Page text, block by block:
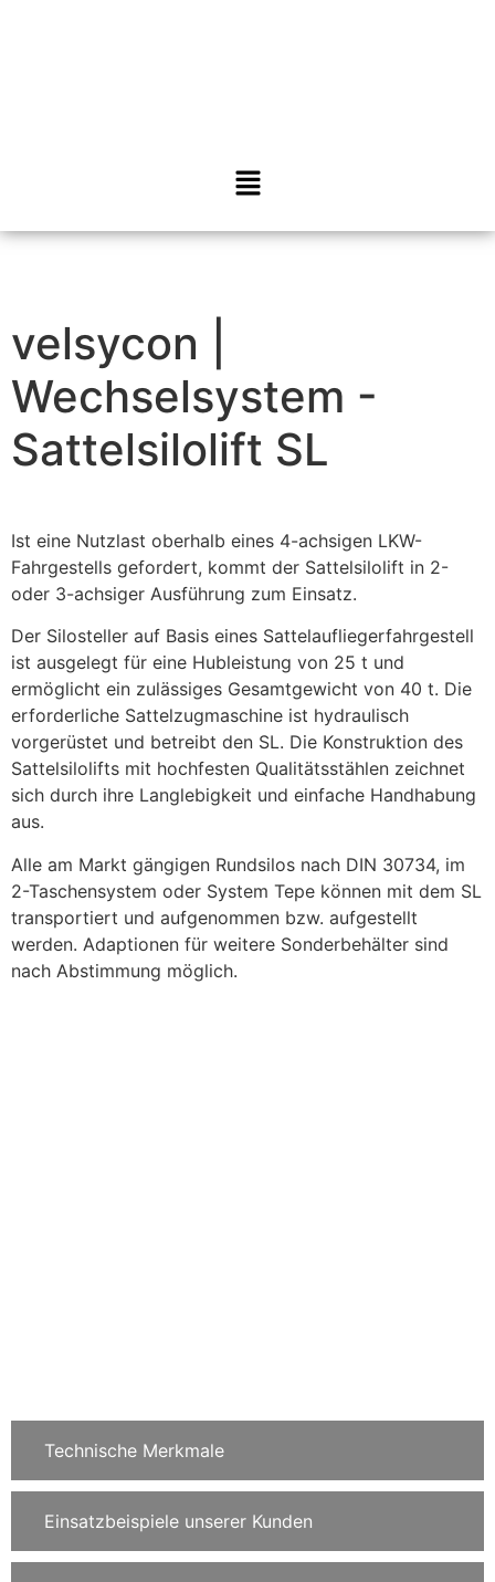
velsycon |
Wechselsystem -
Sattelsilolift SL
Ist eine Nutzlast oberhalb eines 4-achsigen LKW-
Fahrgestells gefordert, kommt der Sattelsilolift in 2-
oder 3-achsiger Ausführung zum Einsatz.
Der Silosteller auf Basis eines Sattelaufliegerfahrgestell
ist ausgelegt für eine Hubleistung von 25 t und
ermöglicht ein zulässiges Gesamtgewicht von 40 t. Die
erforderliche Sattelzugmaschine ist hydraulisch
vorgerüstet und betreibt den SL. Die Konstruktion des
Sattelsilolifts mit hochfesten Qualitätsstählen zeichnet
sich durch ihre Langlebigkeit und einfache Handhabung
aus.
Alle am Markt gängigen Rundsilos nach DIN 30734, im
2-Taschensystem oder System Tepe können mit dem SL
transportiert und aufgenommen bzw. aufgestellt
werden. Adaptionen für weitere Sonderbehälter sind
nach Abstimmung möglich.
Technische Merkmale
Einsatzbeispiele unserer Kunden